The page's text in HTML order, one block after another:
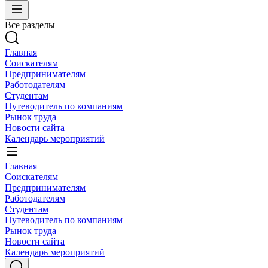
Все разделы
Главная
Соискателям
Предпринимателям
Работодателям
Студентам
Путеводитель по компаниям
Рынок труда
Новости сайта
Календарь мероприятий
Главная
Соискателям
Предпринимателям
Работодателям
Студентам
Путеводитель по компаниям
Рынок труда
Новости сайта
Календарь мероприятий